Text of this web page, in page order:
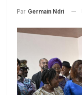
Par Germain Ndri